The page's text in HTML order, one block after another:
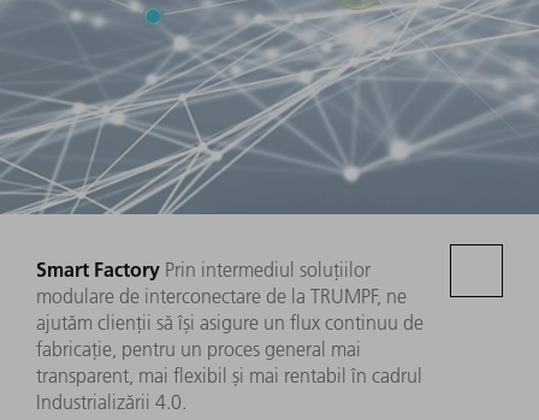
Smart Factory Prin intermediul soluțiilor
modulare de interconectare de la TRUMPF, ne
ajutăm clienții să își asigure un flux continuu de
fabricație, pentru un proces general mai
transparent, mai flexibil și mai rentabil în cadrul
Industrializării 4.0.